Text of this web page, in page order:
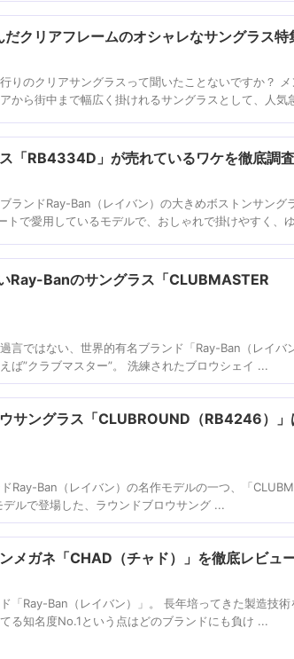
クリアフレームのオシャレなサングラス特
りのクリアサングラスって聞いたことないですか？
から街中まで幅広く掛けれるサングラスとして、人気
「RB4334D」が売れているワケを徹底調査
ランドRay-Ban（レイバン）の大きめボストンサング
トで愛用しているモデルで、おしゃれで掛けやすく、
Ray-Banのサングラス「CLUBMASTER
言ではない、世界的有名ブランド「Ray-Ban（レイバ
ば”クラブマスター”。 洗練されたブロウシェイ ...
サングラス「CLUBROUND（RB4246）」
Ray-Ban（レイバン）の名作モデルの一つ、「
ルで登場した、ラウンドブロウサング ...
メガネ「CHAD（チャド）」を徹底レビュ
「Ray-Ban（レイバン）」。 長年培ってきた製造技術
る知名度No.1という点はどのブランドにも負け ...